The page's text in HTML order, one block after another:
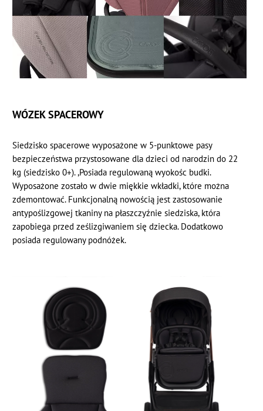
WÓZEK SPACEROWY
Siedzisko spacerowe wyposażone w 5-punktowe pasy
bezpieczeństwa przystosowane dla dzieci od narodzin do 22
kg (siedzisko 0+). ,Posiada regulowaną wyokośc budki.
Wyposażone zostało w dwie miękkie wkładki, które można
zdemontować. Funkcjonalną nowością jest zastosowanie
antypoślizgowej tkaniny na płaszczyźnie siedziska, która
zapobiega przed ześlizgiwaniem się dziecka. Dodatkowo
posiada regulowany podnóżek.